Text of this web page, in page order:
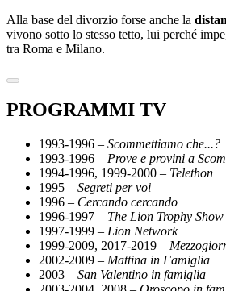
Alla base del divorzio forse anche la
vivono sotto lo stesso tetto, lui perché
tra Roma e Milano.
PROGRAMMI TV
1993-1996 – Scommettiamo che...?
1993-1996 – Prove e provini a
1994-1996, 1999-2000 – Telethon
1995 – Segreti per voi
1996 – Cercando cercando
1996-1997 – The Lion Trophy Show
1997-1999 – Lion Network
1999-2009, 2017-2019 –
2002-2009 – Mattina in Famiglia
2003 – San Valentino in famiglia